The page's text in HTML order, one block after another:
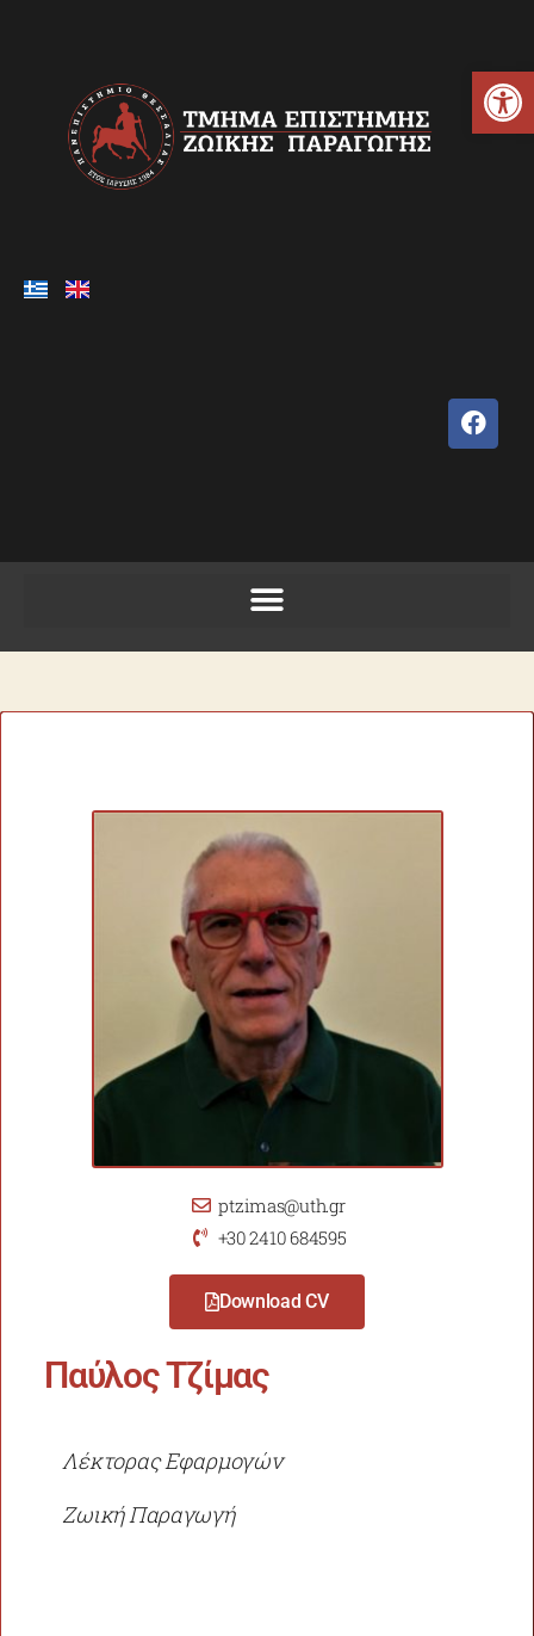
Ανοίξτε τη γραμμή εργαλείων
ptzimas@uth.gr
+30 2410 684595
Download CV
Παύλος Τζίμας
Λέκτορας Εφαρμογών
Ζωική Παραγωγή